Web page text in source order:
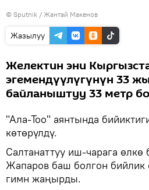
© Sputnik / Жантай Макенов
Жазылуу
Желектин эни
эгемендүүлүгүнүн 33
байланыштуу 33 метр
"Ала-Тоо" аянтында
көтөрүлдү.
Салтанаттуу иш-чарага
Жапаров баш болгон бийлик
гимн жаңырды.